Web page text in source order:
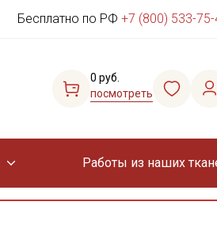
Бесплатно по РФ +7 (800) 533-75-
0 руб.
посмотреть
Работы из наших